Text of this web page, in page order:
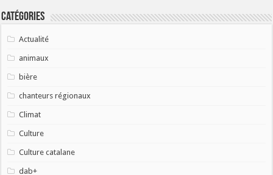
Catégories
Actualité
animaux
bière
chanteurs régionaux
Climat
Culture
Culture catalane
dab+